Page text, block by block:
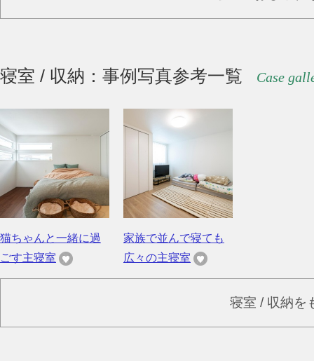
寝室 / 収納：事例写真参考一覧 Case
猫ちゃんと一緒に過
ごす主寝室
家族で並んで寝ても
広々の主寝室
寝室 / 収納を